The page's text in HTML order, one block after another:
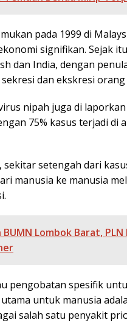
pada 1999 di
signifikan. Sejak
dan India, dengan
dan ekskresi
nipah juga di
75% kasus terjadi di
setengah dari
manusia ke manusia
BUMN Lombok Barat,
pengobatan spesifik
untuk manusia
salah satu penyakit